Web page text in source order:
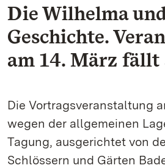
Die Wilhelma
Geschichte.
am 14. März fällt
Die Vortragsveranstaltung
wegen der allgemeinen
Tagung, ausgerichtet von
Schlössern und Gärten